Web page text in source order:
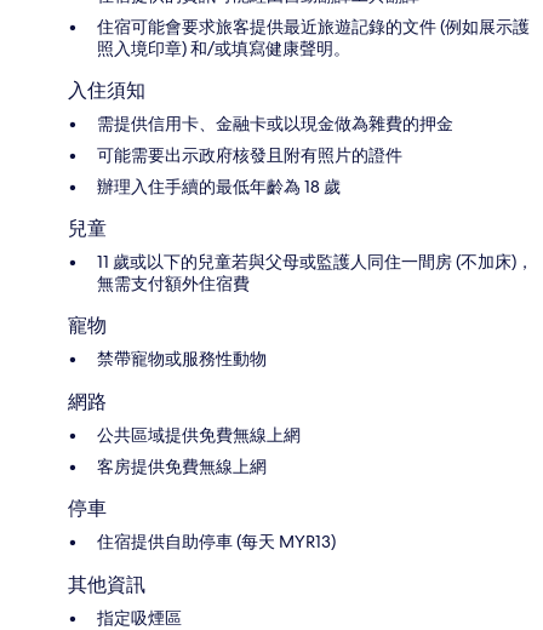
住宿可能會要求旅客提供最近旅遊記錄的文件 (例如展示護
照入境印章) 和/或填寫健康聲明。
入住須知
需提供信用卡、金融卡或以現金做為雜費的押金
可能需要出示政府核發且附有照片的證件
辦理入住手續的最低年齡為 18 歲
兒童
11 歲或以下的兒童若與父母或監護人同住一間房 (不加床)，
無需支付額外住宿費
寵物
禁帶寵物或服務性動物
網路
公共區域提供免費無線上網
客房提供免費無線上網
停車
住宿提供自助停車 (每天 MYR13)
其他資訊
指定吸煙區